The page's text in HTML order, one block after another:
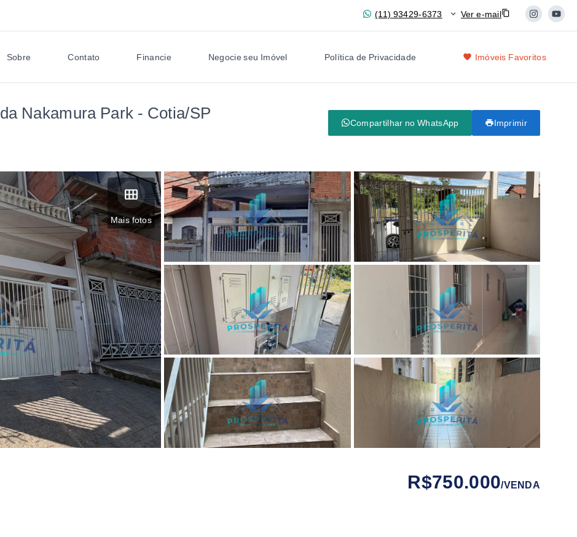
(11) 93429-6373 Ver e-mail
Sobre Contato Financie Negocie seu Imóvel Política de Privacidade Imóveis Favoritos
Nakamura Park - Cotia/SP
Compartilhar no WhatsApp Imprimir
Mais fotos
R$750.000/VENDA